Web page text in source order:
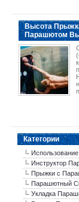
Высота
Парашютом
Категории
Инструктор
Прыжки с
Парашютный
Укладка